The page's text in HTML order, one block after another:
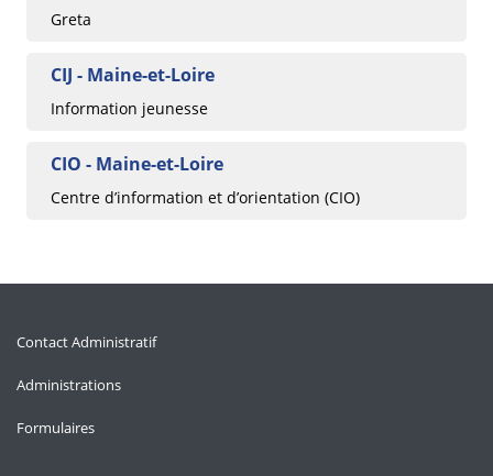
Greta
CIJ - Maine-et-Loire
Information jeunesse
CIO - Maine-et-Loire
Centre d’information et d’orientation (CIO)
Contact Administratif
Administrations
Formulaires